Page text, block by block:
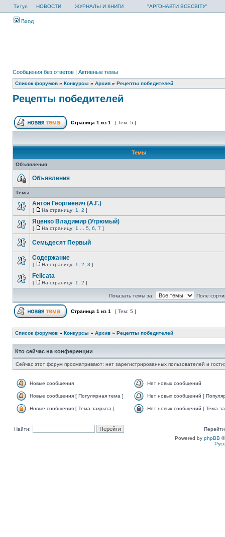
Титул НОВОСТИ ЖУРНАЛЫ И КНИГИ "АРГОНАВТИ ВСЕСВІТУ"
Вход
Сообщения без ответов | Активные темы
Список форумов » Конкурсы » Архив » Рецепты победителей
Рецепты победителей
Страница 1 из 1 [ Тем: 5 ]
Темы
Объявления
Объявления
Темы
Антон Георгиевич (А.Г.)
[ На страницу: 1 2 ]
Яценко Владимир (Угрюмый)
[ На страницу: 1 5 6 7 ]
Семьдесят Первый
Содержание
[ На страницу: 1 2 3 ]
Felicata
[ На страницу: 1 2 ]
Показать темы за: Поле
Страница 1 из 1 [ Тем: 5 ]
Список форумов » Конкурсы » Архив » Рецепты победителей
Кто сейчас на конференции
Сейчас этот форум просматривают: нет зарегистрированных пользователей и
Новые сообщения Нет новых сообщений
Новые сообщения [ Популярная тема ] Нет новых сообщений [
Новые сообщения [ Тема закрыта ] Нет новых сообщений [ Тема
Найти:
Powered by phpBB